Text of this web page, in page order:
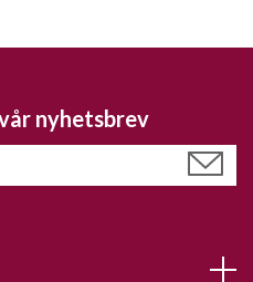
nyhetsbrev